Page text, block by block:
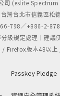
真無線藍牙
司 (eslite
灣台北市信義區松
798／+886-2-
級規定處理｜建議
/ Firefox版本48以
Passkey Pledge